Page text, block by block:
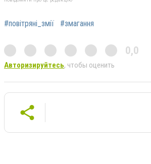
#повітряні_змії #змагання
0,0
Авторизируйтесь, чтобы оценить